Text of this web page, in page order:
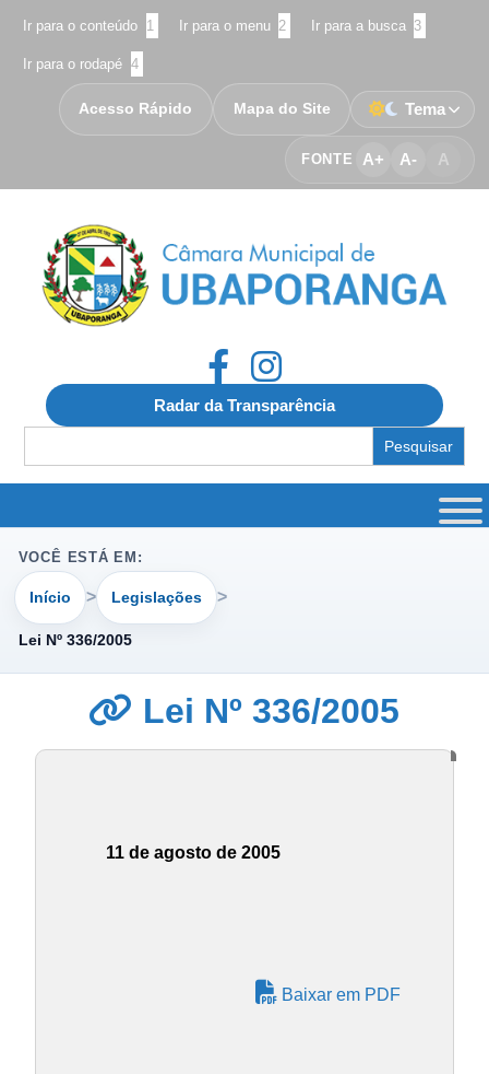
Ir para o conteúdo 1 Ir para o menu 2 Ir para a busca 3
Ir para o rodapé 4
FONTE A+ A- A
Acesso Rápido Mapa do Site Tema
Radar da Transparência
for:
VOCÊ ESTÁ EM:
Início Legislações
Lei Nº 336/2005
Lei Nº 336/2005
11 de agosto de 2005
Baixar em PDF